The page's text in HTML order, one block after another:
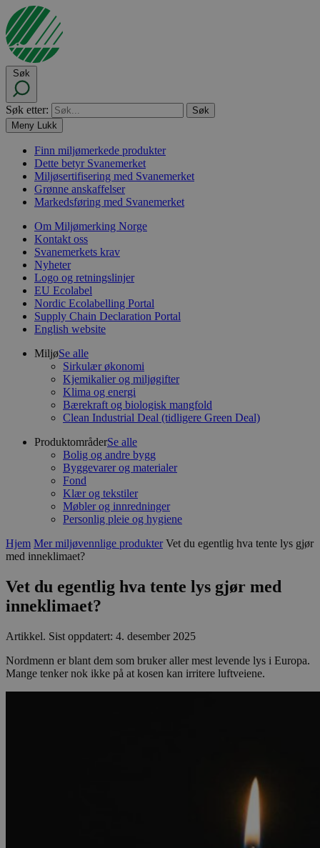
Søk
Søk etter:
Meny Lukk
Finn miljømerkede produkter
Dette betyr Svanemerket
Miljøsertifisering med Svanemerket
Grønne anskaffelser
Markedsføring med Svanemerket
Om Miljømerking Norge
Kontakt oss
Svanemerkets krav
Nyheter
Logo og retningslinjer
EU Ecolabel
Nordic Ecolabelling Portal
Supply Chain Declaration Portal
English website
MiljøSe alle
Sirkulær økonomi
Kjemikalier og miljøgifter
Klima og energi
Bærekraft og biologisk mangfold
Clean Industrial Deal (tidligere Green Deal)
ProduktområderSe alle
Bolig og andre bygg
Byggevarer og materialer
Fond
Klær og tekstiler
Møbler og innredninger
Personlig pleie og hygiene
Hjem Mer miljøvennlige produkter Vet du egentlig hva tente lys gjør
med inneklimaet?
Vet du egentlig hva tente lys gjør med
inneklimaet?
Artikkel. Sist oppdatert: 4. desember 2025
Nordmenn er blant dem som bruker aller mest levende lys i Europa.
Mange tenker nok ikke på at kosen kan irritere luftveiene.